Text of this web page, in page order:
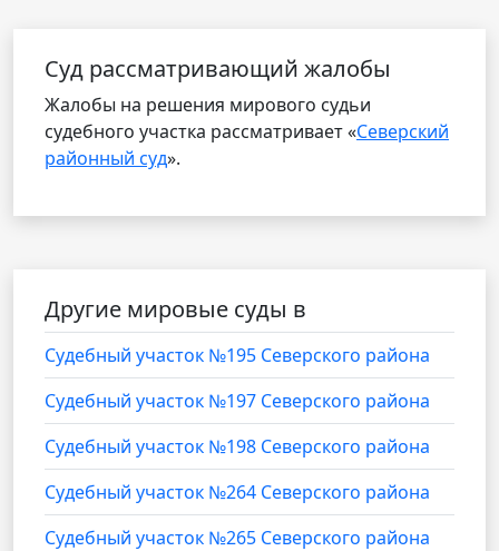
Cуд рассматривающий жалобы
Жалобы на решения мирового судьи
судебного участка рассматривает «Северский
районный суд».
Другие мировые суды в
Судебный участок №195 Северского района
Судебный участок №197 Северского района
Судебный участок №198 Северского района
Судебный участок №264 Северского района
Судебный участок №265 Северского района